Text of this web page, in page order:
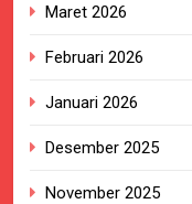
Maret 2026
Februari 2026
Januari 2026
Desember 2025
November 2025